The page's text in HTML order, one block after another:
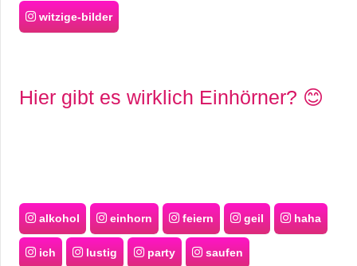
witzige-bilder
Hier gibt es wirklich Einhörner? 😊
alkohol einhorn feiern geil haha
ich lustig party saufen